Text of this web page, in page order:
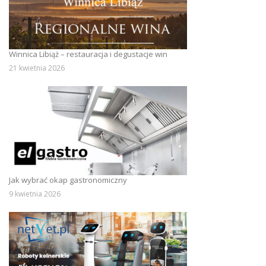
Winnica Libiąż – restauracja i degustacje win
21 kwietnia 2026
Jak wybrać okap gastronomiczny
9 kwietnia 2026